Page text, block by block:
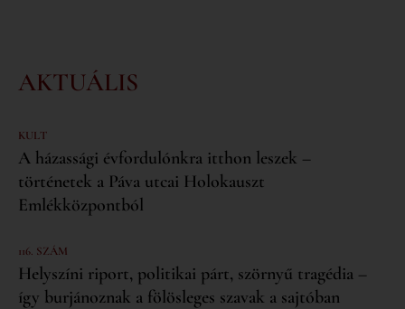
AKTUÁLIS
KULT
A házassági évfordulónkra itthon leszek –
történetek a Páva utcai Holokauszt
Emlékközpontból
116. SZÁM
Helyszíni riport, politikai párt, szörnyű tragédia –
így burjánoznak a fölösleges szavak a sajtóban